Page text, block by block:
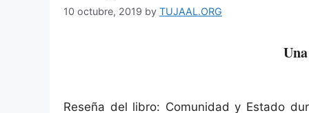
10 octubre, 2019 by TUJAAL.ORG
Reseña del libro: Comunidad y Estado